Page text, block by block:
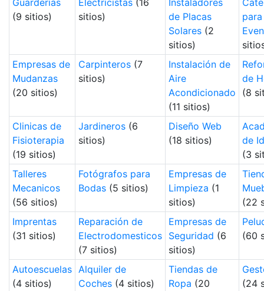
Guarderias
(9 sitios)
Electricistas(16
sitios)
Instaladores
de Placas
Solares(2
sitios)
para
Empresas de
Mudanzas
(20 sitios)
Carpinteros(7
sitios)
Instalación de
Aire
Acondicionado
(11 sitios)
de
(8
Clinicas de
Fisioterapia
(19 sitios)
Jardineros(6
sitios)
Diseño Web
(18 sitios)
de
(3
Talleres
Mecanicos
(56 sitios)
Fotógrafos para
Bodas(5 sitios)
Empresas de
Limpieza (1
sitios)
(22
Imprentas
(31 sitios)
Reparación de
Electrodomesticos
(7 sitios)
Empresas de
Seguridad (6
sitios)
(60
Autoescuelas
(4 sitios)
Alquiler de
Coches(4 sitios)
Tiendas de
Ropa (20
(24